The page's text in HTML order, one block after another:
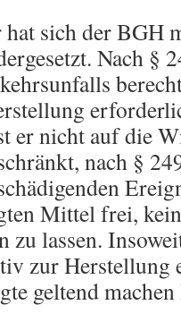
sich der BGH
Nach §
er nicht auf die
nach §
Mittel frei,
zu lassen.
zur Herstellung
geltend